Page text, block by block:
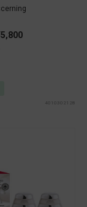
4010302128